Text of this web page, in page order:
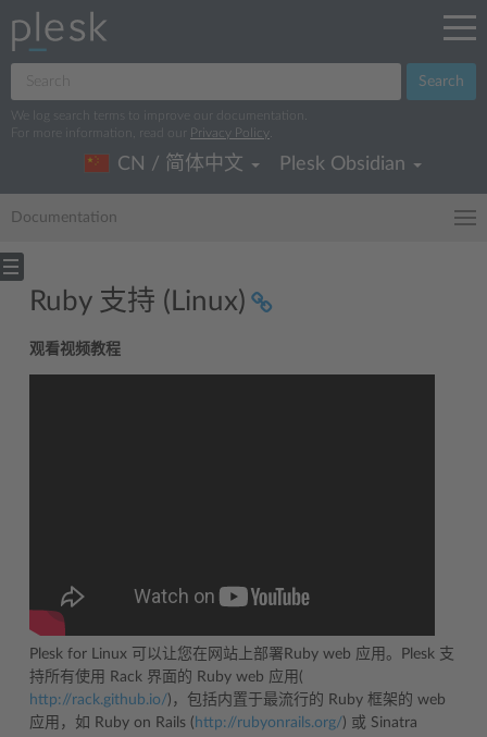
Search
We log search terms to improve our documentation.
For more information, read our
Privacy Policy
CN / 简体中文 Plesk Obsidian
Documentation
Ruby 支持 (Linux)
观看视频教程
Plesk for Linux 可以让您在网站上部署Ruby web 应用。Plesk 支
持所有使用 Rack 界面的 Ruby web 应用(
http://rack.github.io/)，包括内置于最流行的 Ruby 框架的 web
应用，如 Ruby on Rails ( http://rubyonrails.org/) 或 Sinatra